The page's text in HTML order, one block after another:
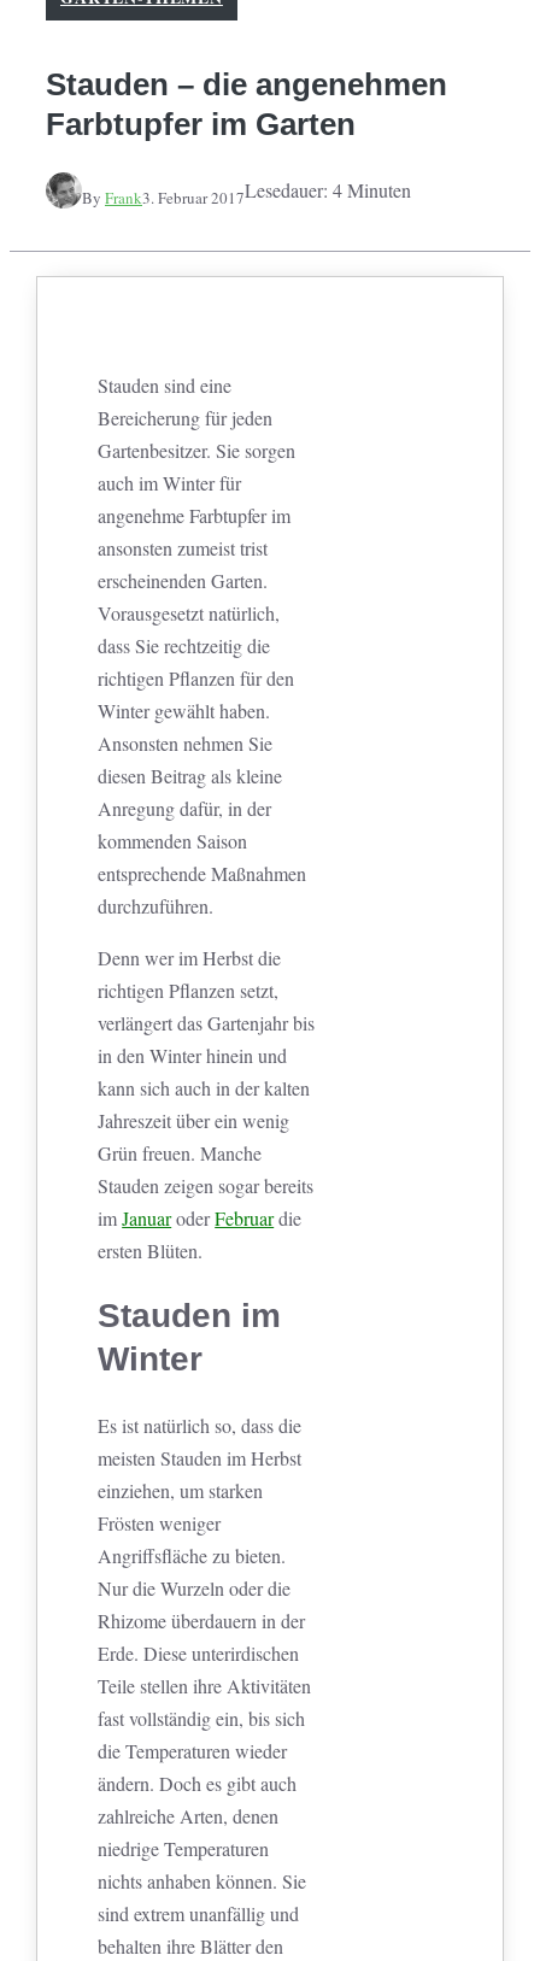
Stauden – die angenehmen
Farbtupfer im Garten
By Frank3. Februar 2017Lesedauer: 4 Minuten
Stauden sind eine
Bereicherung für jeden
Gartenbesitzer. Sie sorgen
auch im Winter für
angenehme Farbtupfer im
ansonsten zumeist trist
erscheinenden Garten.
Vorausgesetzt natürlich,
dass Sie rechtzeitig die
richtigen Pflanzen für den
Winter gewählt haben.
Ansonsten nehmen Sie
diesen Beitrag als kleine
Anregung dafür, in der
kommenden Saison
entsprechende Maßnahmen
durchzuführen.
Denn wer im Herbst die
richtigen Pflanzen setzt,
verlängert das Gartenjahr bis
in den Winter hinein und
kann sich auch in der kalten
Jahreszeit über ein wenig
Grün freuen. Manche
Stauden zeigen sogar bereits
imJanuaroderFebruardie
ersten Blüten.
Stauden im
Winter
Es ist natürlich so, dass die
meisten Stauden im Herbst
einziehen, um starken
Frösten weniger
Angriffsfläche zu bieten.
Nur die Wurzeln oder die
Rhizome überdauern in der
Erde. Diese unterirdischen
Teile stellen ihre Aktivitäten
fast vollständig ein, bis sich
die Temperaturen wieder
ändern. Doch es gibt auch
zahlreiche Arten, denen
niedrige Temperaturen
nichts anhaben können. Sie
sind extrem unanfällig und
behalten ihre Blätter den